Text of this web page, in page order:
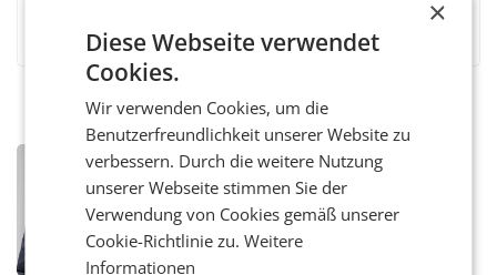
PRIMENEWS
ORF III: Peter Schöber abberufen und
beurlaubt
WIEN ORF-III-Co-Geschäftsführer Peter
Schöber ist wegen Compliance-Vorwürfen
abberufen und beurlaubt worden. Der ORF
×
Diese Webseite verwendet
Cookies.
Wir verwenden Cookies, um die
Benutzerfreundlichkeit unserer Website zu
verbessern. Durch die weitere Nutzung
unserer Webseite stimmen Sie der
Verwendung von Cookies gemäß unserer
Cookie-Richtlinie zu.Weitere
Informationen